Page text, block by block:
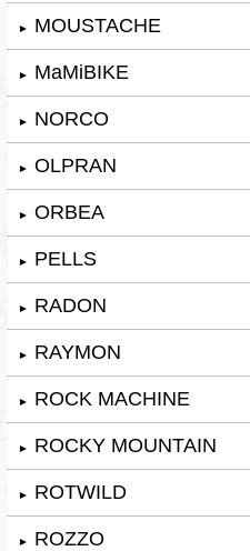
► MOUSTACHE
► MaMiBIKE
► NORCO
► OLPRAN
► ORBEA
► PELLS
► RADON
► RAYMON
► ROCK MACHINE
► ROCKY MOUNTAIN
► ROTWILD
► ROZZO